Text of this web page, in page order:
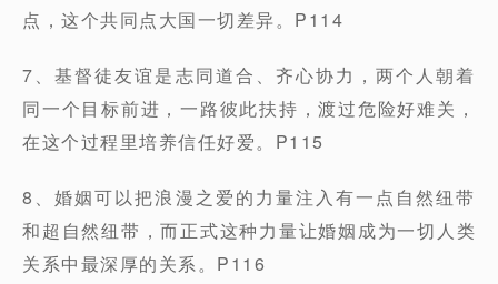
点，这个共同点大国一切差异。P114
7、基督徒友谊是志同道合、齐心协力，两个人朝着
同一个目标前进，一路彼此扶持，渡过危险好难关，
在这个过程里培养信任好爱。P115
8、婚姻可以把浪漫之爱的力量注入有一点自然纽带
和超自然纽带，而正式这种力量让婚姻成为一切人类
关系中最深厚的关系。P116